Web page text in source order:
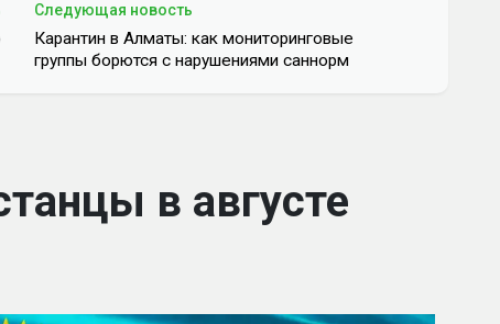
Следующая новость
Карантин в Алматы: как мониторинговые
группы борются с нарушениями саннорм
в августе